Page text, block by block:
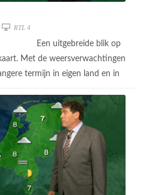
RTL 4
Een uitgebreide blik op
Met de weersverwachtingen
termijn in eigen land en in